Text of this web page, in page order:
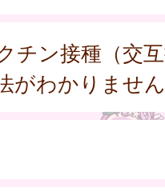
チン接種（交
がわかりません